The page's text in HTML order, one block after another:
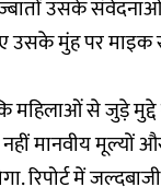
उसके
मुंह पर माइक
महिलाओं से जुड़े
नहीं मानवीय
रिपोर्ट में